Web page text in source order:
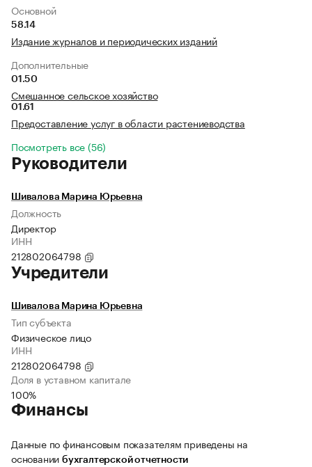
Основной
58.14
Издание журналов и периодических изданий
Дополнительные
01.50
Смешанное сельское хозяйство
01.61
Предоставление услуг в области растениеводства
Посмотреть все (56)
Руководители
Шивалова Марина Юрьевна
Должность
Директор
ИНН
212802064798
Учредители
Шивалова Марина Юрьевна
Тип субъекта
Физическое лицо
ИНН
212802064798
Доля в уставном капитале
100%
Финансы
Данные по финансовым показателям приведены на
основании бухгалтерской отчетности